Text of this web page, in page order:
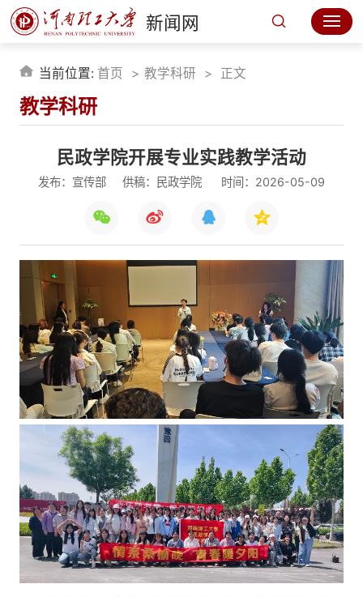
新闻网
教学科研
当前位置: 首页 教学科研 正文
民政学院开展专业实践教学活动
发布：宣传部 供稿：民政学院 时间：2026-05-09